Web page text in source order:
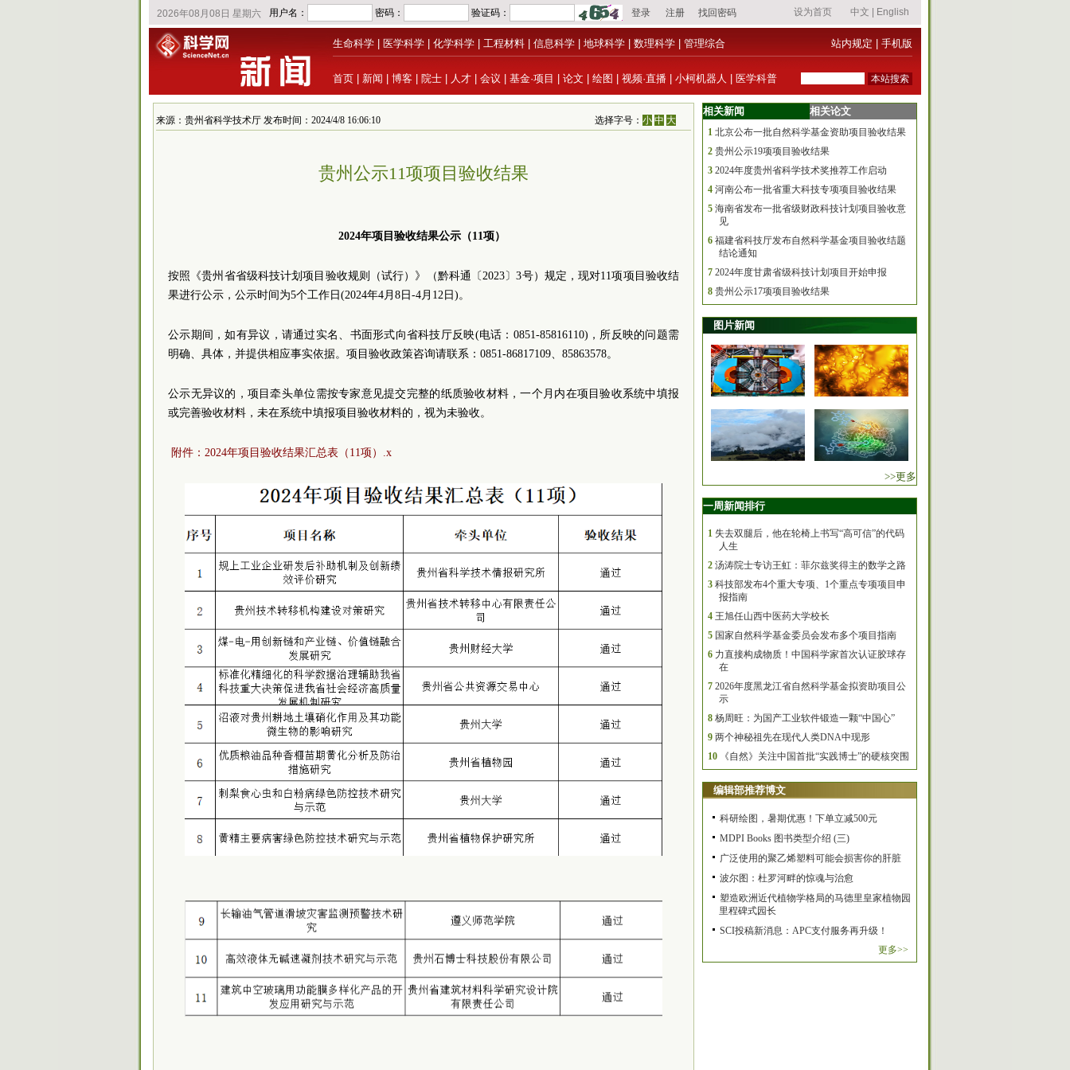
生命科学 医学科学 化学科学 工程材料 信息科学 地球科学 数理科学 管理综合 站内规定 手机版
首页 新闻 博客 院士 人才 会议 基金·项目 论文 绘图 视频·直播 小柯机器人 医学科普
来源：贵州省科学技术厅 发布时间：2024/4/8 16:06:10 选择字号：小 中 大
贵州公示11项项目验收结果
2024年项目验收结果公示（11项）
按照《贵州省省级科技计划项目验收规则（试行）》（黔科通〔2023〕3号）规定，现对11项项目验收结
果进行公示，公示时间为5个工作日(2024年4月8日-4月12日)。
公示期间，如有异议，请通过实名、书面形式向省科技厅反映(电话：0851-85816110)，所反映的问题需
明确、具体，并提供相应事实依据。项目验收政策咨询请联系：0851-86817109、85863578。
公示无异议的，项目牵头单位需按专家意见提交完整的纸质验收材料，一个月内在项目验收系统中填报
或完善验收材料，未在系统中填报项目验收材料的，视为未验收。
附件：2024年项目验收结果汇总表（11项）.x
相关新闻 相关论文
1 北京公布一批自然科学基金资助项目验收结果
2 贵州公示19项项目验收结果
3 2024年度贵州省科学技术奖推荐工作启动
4 河南公布一批省重大科技专项项目验收结果
5 海南省发布一批省级财政科技计划项目验收意
见
6 福建省科技厅发布自然科学基金项目验收结题
结论通知
7 2024年度甘肃省级科技计划项目开始申报
8 贵州公示17项项目验收结果
图片新闻
>>更多
一周新闻排行
1 失去双腿后，他在轮椅上书写“高可信”的代码
人生
2 汤涛院士专访王虹：菲尔兹奖得主的数学之路
3 科技部发布4个重大专项、1个重点专项项目申
报指南
4 王旭任山西中医药大学校长
5 国家自然科学基金委员会发布多个项目指南
6 力直接构成物质！中国科学家首次认证胶球存
在
7 2026年度黑龙江省自然科学基金拟资助项目公
示
8 杨周旺：为国产工业软件锻造一颗“中国心”
9 两个神秘祖先在现代人类DNA中现形
10
《自然》关注中国首批“实践博士”的硬核突围
编辑部推荐博文
科研绘图，暑期优惠！下单立减500元
MDPI Books 图书类型介绍 (三)
广泛使用的聚乙烯塑料可能会损害你的肝脏
波尔图：杜罗河畔的惊魂与治愈
塑造欧洲近代植物学格局的马德里皇家植物园
里程碑式园长
SCI投稿新消息：APC支付服务再升级！
更多>>